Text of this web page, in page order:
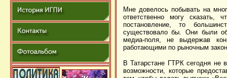
Мне довелось побывать на
ответственно могу сказать,
постановление, то
существовало бы. Они были
медиа-поля, не выдержав
работающими по рыночным
В Татарстане ГТРК сегодня не
возможности, которые